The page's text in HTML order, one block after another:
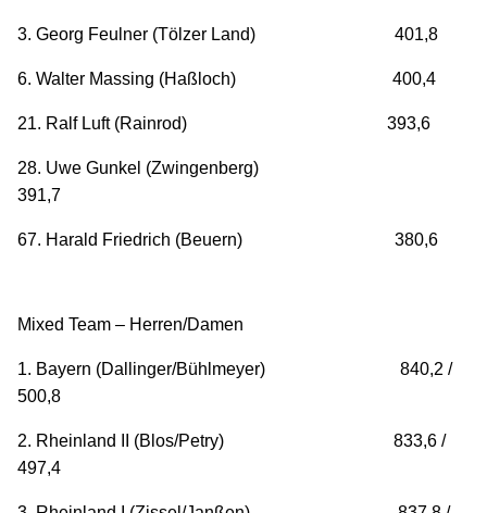
3. Georg Feulner (Tölzer Land) 401,8
6. Walter Massing (Haßloch) 400,4
21. Ralf Luft (Rainrod) 393,6
28. Uwe Gunkel (Zwingenberg)
391,7
67. Harald Friedrich (Beuern) 380,6
Mixed Team – Herren/Damen
1. Bayern (Dallinger/Bühlmeyer) 840,2 /
500,8
2. Rheinland II (Blos/Petry) 833,6 /
497,4